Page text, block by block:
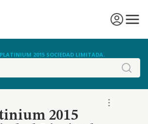
PLATINIUM 2015 SOCIEDAD LIMITADA.
2015